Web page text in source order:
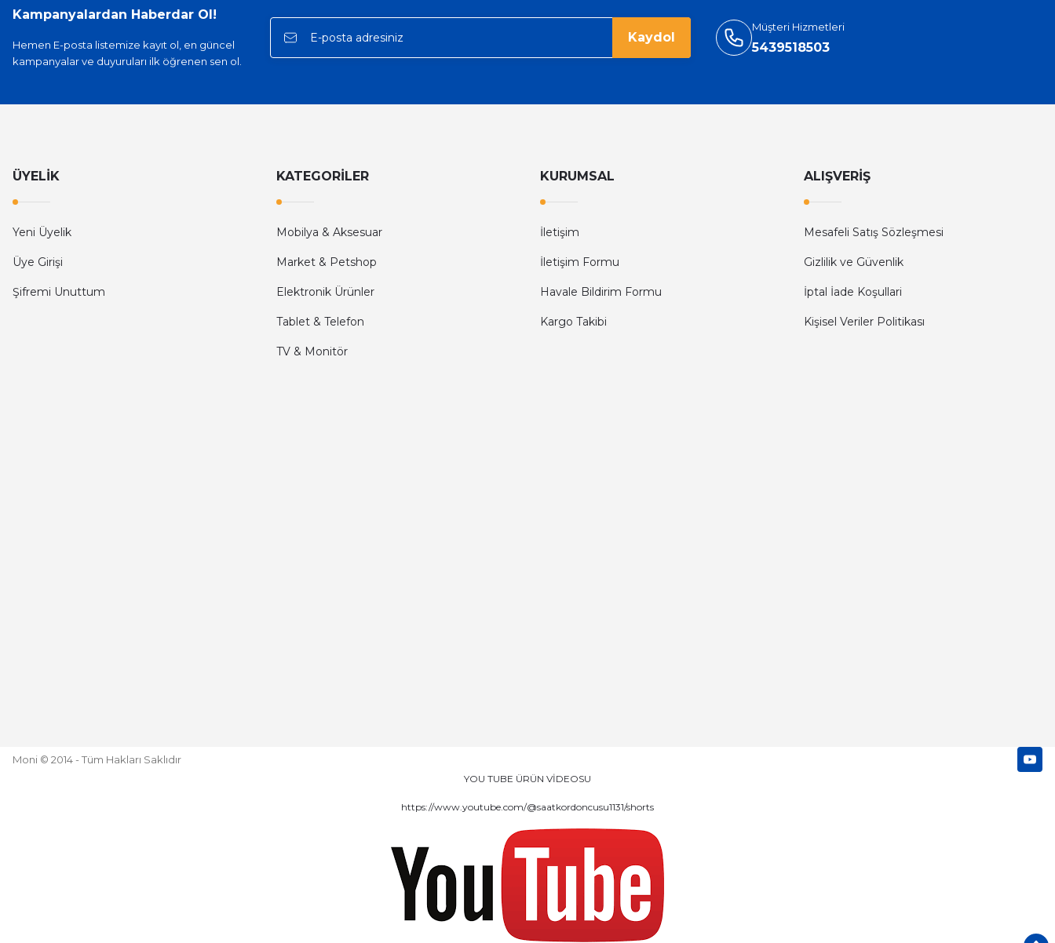
Hızlı kargo, iyi iletişim
Onur Kerem Öztürk | 28/07/2025
mehmet yıldız | 19/06/2025
Kampanyalardan Haberdar Ol!
Hemen E-posta listemize kayıt ol, en güncel
kampanyalar ve duyuruları ilk öğrenen sen ol.
Kaydol
Müşteri Hizmetleri
5439518503
ÜYELİK
Yeni Üyelik
Üye Girişi
Şifremi Unuttum
KATEGORİLER
Mobilya & Aksesuar
Market & Petshop
Elektronik Ürünler
Tablet & Telefon
TV & Monitör
KURUMSAL
İletişim
İletişim Formu
Havale Bildirim Formu
Kargo Takibi
ALIŞVERİŞ
Mesafeli Satış Sözleşmesi
Gizlilik ve Güvenlik
İptal İade Koşullari
Kişisel Veriler Politikası
Moni © 2014 - Tüm Hakları Saklıdır
YOU TUBE ÜRÜN VİDEOSU
https://www.youtube.com/@saatkordoncusu1131/shorts